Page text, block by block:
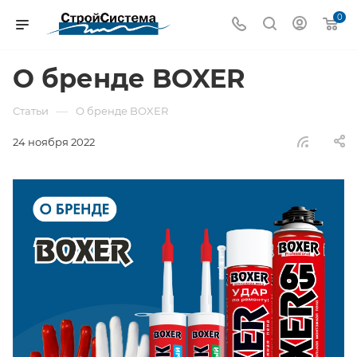
0
О бренде BOXER
Статьи — О бренде BOXER
24 ноября 2022